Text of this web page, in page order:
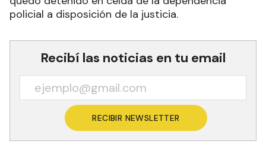
policial a disposición de la justicia.
Recibí las noticias en tu email
RECIBIR NEWSLETTER